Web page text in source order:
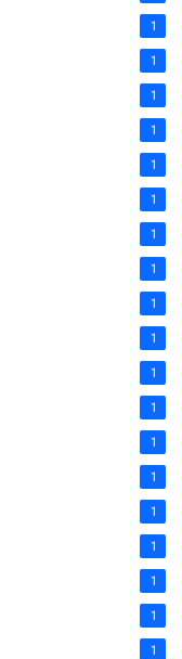
1
1
1
1
1
1
1
1
1
1
1
1
1
1
1
1
1
1
1